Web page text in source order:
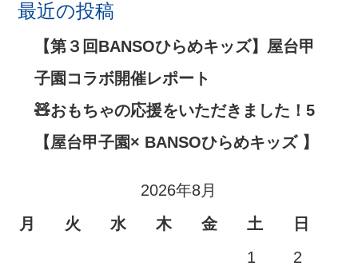
最近の投稿
【第３回BANSOひらめキッズ】屋台甲
子園コラボ開催レポート
🧸おもちゃの応援をいただきました！5
【屋台甲子園× BANSOひらめキッズ 】
2026年8月
月
火 水 木 金 土
日
1
2